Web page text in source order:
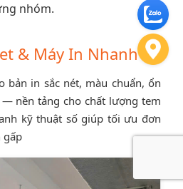
nhóm.
& Máy In Nhanh
bản in sắc nét, màu chuẩn, ổn
nền tảng cho chất lượng tem
kỹ thuật số giúp tối ưu đơn
gấp